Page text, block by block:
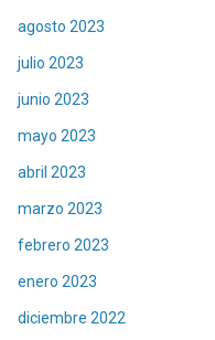
agosto 2023
julio 2023
junio 2023
mayo 2023
abril 2023
marzo 2023
febrero 2023
enero 2023
diciembre 2022